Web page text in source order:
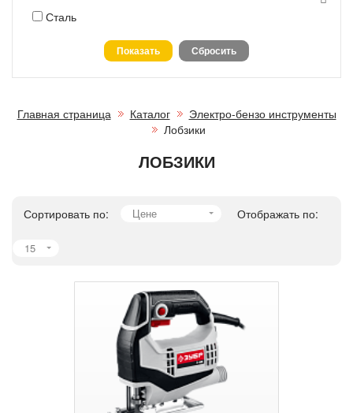
Сталь
Главная страница Каталог
Электро-бензо инструменты
Лобзики
ЛОБЗИКИ
Сортировать по: Цене Отображать по:
15